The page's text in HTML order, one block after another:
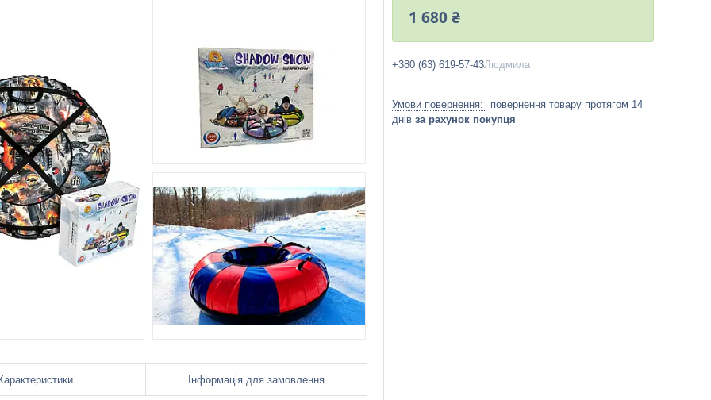
Інформація для замовлення
1 680 ₴
+380 (63) 619-57-43Людмила
повернення товару протягом 14
днів за рахунок покупця